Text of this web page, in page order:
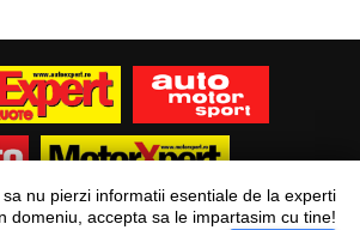
sa nu pierzi informatii esentiale de la experti
domeniu, accepta sa le impartasim cu tine!